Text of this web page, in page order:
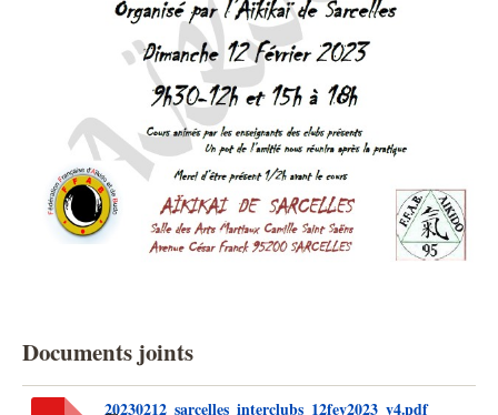
Documents joints
20230212_sarcelles_interclubs_12fev2023_v4.pdf